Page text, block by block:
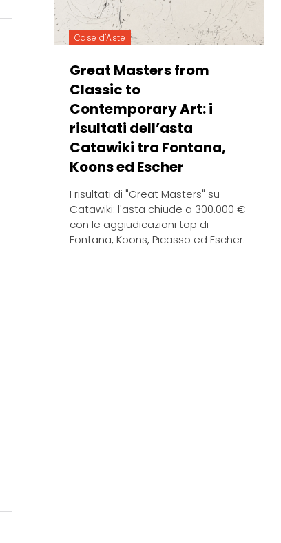
Case d'Aste
Great Masters from
Classic to
Contemporary Art: i
risultati dell’asta
Catawiki tra Fontana,
Koons ed Escher
I risultati di "Great Masters" su
Catawiki: l'asta chiude a 300.000 €
con le aggiudicazioni top di
Fontana, Koons, Picasso ed Escher.